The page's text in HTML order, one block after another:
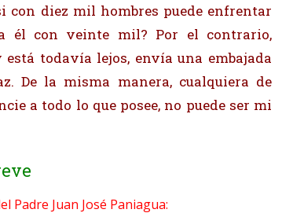
con diez mil hombres puede enfrentar
él con veinte mil? Por el contrario,
todavía lejos, envía una embajada
De la misma manera, cualquiera de
a todo lo que posee, no puede ser mi
Padre Juan José Paniagua: